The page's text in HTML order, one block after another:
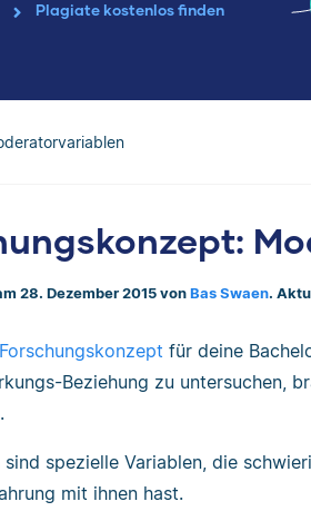
Plagiate kostenlos finden
28. Dezember 2015 von Bas Swaen.
Forschungskonzept für deine
Beziehung zu untersuchen,
spezielle Variablen, die
mit ihnen hast.